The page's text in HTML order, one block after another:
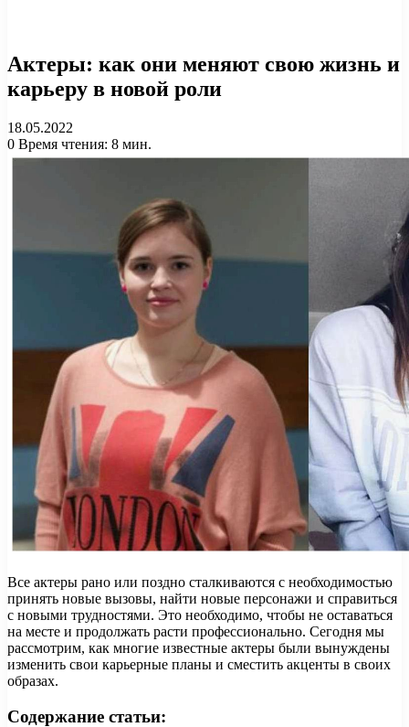
Актеры: как они меняют свою жизнь и
карьеру в новой роли
18.05.2022
0 Время чтения: 8 мин.
Все актеры рано или поздно сталкиваются с необходимостью
принять новые вызовы, найти новые персонажи и справиться
с новыми трудностями. Это необходимо, чтобы не оставаться
на месте и продолжать расти профессионально. Сегодня мы
рассмотрим, как многие известные актеры были вынуждены
изменить свои карьерные планы и сместить акценты в своих
образах.
Содержание статьи: